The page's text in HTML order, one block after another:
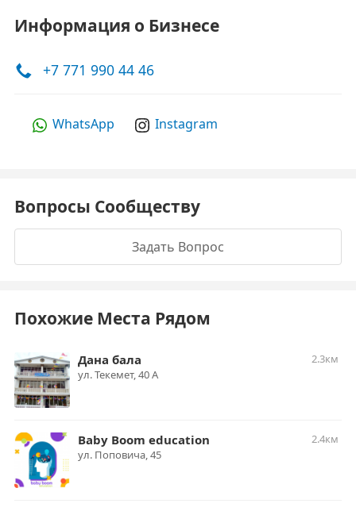
Информация о Бизнесе
+7 771 990 44 46
WhatsApp Instagram
Вопросы Сообществу
Задать Вопрос
Похожие Места Рядом
Дана бала
2.3км
ул. ​Текемет, 40 А
Baby Boom education
2.4км
​ул. Поповича, 45